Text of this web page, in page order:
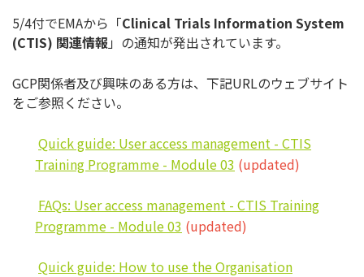
5/4付でEMAから「Clinical Trials Information System
(CTIS) 関連情報」の通知が発出されています。
GCP関係者及び興味のある方は、下記URLのウェブサイト
をご参照ください。
Quick guide: User access management - CTIS
Training Programme - Module 03 (updated)
FAQs: User access management - CTIS Training
Programme - Module 03 (updated)
Quick guide: How to use the Organisation